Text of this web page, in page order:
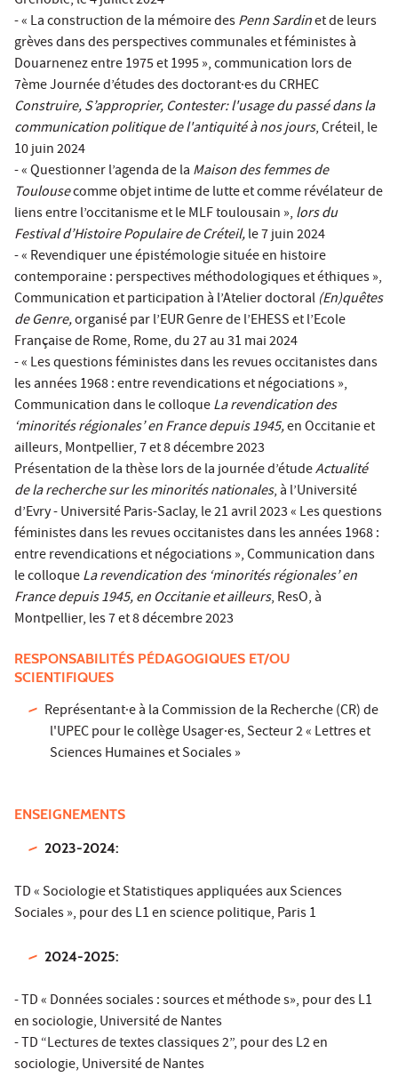
- « La construction de la mémoire desPenn Sardinet de leurs
grèves dans des perspectives communales et féministes à
Douarnenez entre 1975 et 1995 », communication lors de
7ème Journée d’études des doctorant·es du CRHEC
Construire, S’approprier, Contester: l'usage du passé dans la
communication politique de l'antiquité à nos jours, Créteil, le
10 juin 2024
- « Questionner l’agenda de la Maison des femmes de
Toulousecomme objet intime de lutte et comme révélateur de
liens entre l’occitanisme et le MLF toulousain », lors du
Festival d’Histoire Populaire de Créteil,le 7 juin 2024
- « Revendiquer une épistémologie située en histoire
contemporaine : perspectives méthodologiques et éthiques »,
Communication et participation à l’Atelier doctoral (En)quêtes
de Genre,organisé par l’EUR Genre de l’EHESS et l’Ecole
Française de Rome, Rome, du 27 au 31 mai 2024
- « Les questions féministes dans les revues occitanistes dans
les années 1968 : entre revendications et négociations »,
Communication dans le colloqueLa revendication des
‘minorités régionales’ en France depuis 1945,en Occitanie et
ailleurs, Montpellier, 7 et 8 décembre 2023
Présentation de la thèse lors de la journée d’étudeActualité
de la recherche sur les minorités nationales, à l’Université
d’Evry - Université Paris-Saclay, le 21 avril 2023 « Les questions
féministes dans les revues occitanistes dans les années 1968 :
entre revendications et négociations », Communication dans
le colloqueLa revendication des ‘minorités régionales’ en
France depuis 1945, en Occitanie et ailleurs, ResO, à
Montpellier, les 7 et 8 décembre 2023
RESPONSABILITÉS PÉDAGOGIQUES ET/OU
SCIENTIFIQUES
Représentant·e à la Commission de la Recherche (CR) de
l'UPEC pour le collège Usager·es, Secteur 2 « Lettres et
Sciences Humaines et Sociales »
ENSEIGNEMENTS
2023-2024:
TD « Sociologie et Statistiques appliquées aux Sciences
Sociales », pour des L1 en science politique, Paris 1
2024-2025:
- TD « Données sociales : sources et méthode s», pour des L1
en sociologie, Université de Nantes
- TD “Lectures de textes classiques 2”, pour des L2 en
sociologie, Université de Nantes